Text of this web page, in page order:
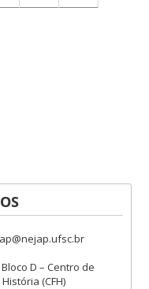
D – Centro de
(CFH)